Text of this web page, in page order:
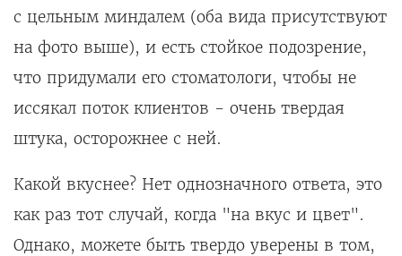
с цельным миндалем (оба вида присутствуют
на фото выше), и есть стойкое подозрение,
что придумали его стоматологи, чтобы не
иссякал поток клиентов - очень твердая
штука, осторожнее с ней.
Какой вкуснее? Нет однозначного ответа, это
как раз тот случай, когда "на вкус и цвет".
Однако, можете быть твердо уверены в том,